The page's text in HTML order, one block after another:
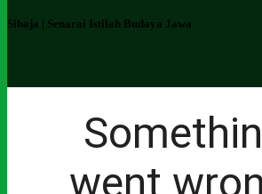
Sibaja | Senarai Istilah Budaya Jawa